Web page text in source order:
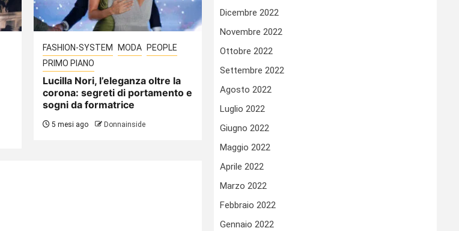
FASHION-SYSTEM MODA PEOPLE
PRIMO PIANO
Lucilla Nori, l’eleganza oltre la
corona: segreti di portamento e
sogni da formatrice
5 mesi ago Donnainside
Dicembre 2022
Novembre 2022
Ottobre 2022
Settembre 2022
Agosto 2022
Luglio 2022
Giugno 2022
Maggio 2022
Aprile 2022
Marzo 2022
Febbraio 2022
Gennaio 2022